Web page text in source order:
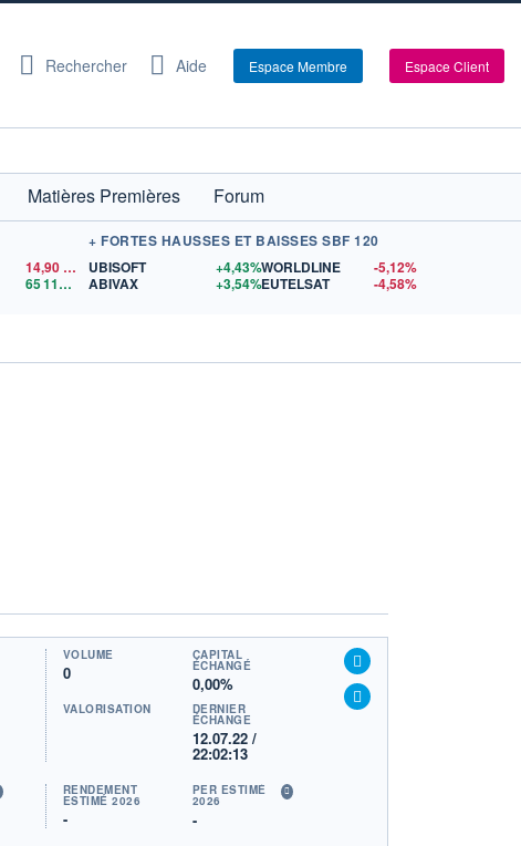
Rechercher Aide Espace Membre Espace Client
Matières Premières
Forum
14,90
65 112,87 $US
+ FORTES HAUSSES ET BAISSES SBF 120
UBISOFT
+4,43%
ABIVAX
+3,54%
WORLDLINE
-5,12%
EUTELSAT
-4,58%
VOLUME
0
CAPITAL
ÉCHANGÉ
0,00%
VALORISATION DERNIER
ÉCHANGE
12.07.22 /
22:02:13
RENDEMENT
ESTIMÉ 2026
-
PER ESTIMÉ
2026
-